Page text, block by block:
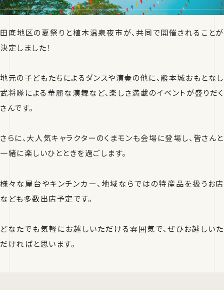
田底地区の夏祭りと植木温泉夜市が、共同で開催されることが
決定しました！
地元の子どもたちによるダンスや演奏の他に、熊本城おもとなし
武将隊による華麗な演舞など、楽しさ満載のイベントが盛りだく
さんです。
さらに、大人気キャラクターのくまモンも会場に登場し、皆さんと
一緒に楽しいひとときを過ごします。
様々な屋台やキンチンカー、地域ならではの特産品を扱うお店
なども多数出店予定です。
どなたでも気軽にお越しいただける雰囲気で、ぜひお越しいた
だければと思います。